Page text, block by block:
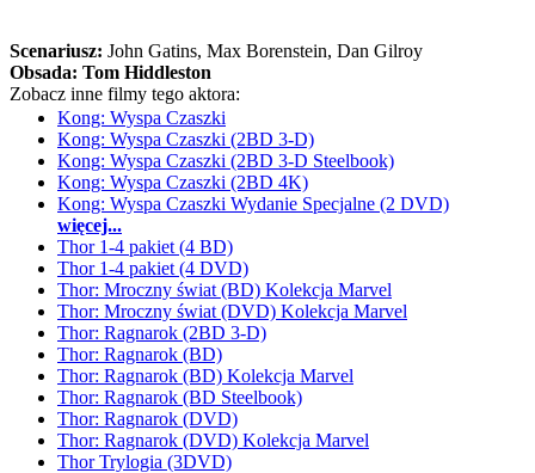
Scenariusz: John Gatins, Max Borenstein, Dan Gilroy
Obsada: Tom Hiddleston
Zobacz inne filmy tego aktora:
Kong: Wyspa Czaszki
Kong: Wyspa Czaszki (2BD 3-D)
Kong: Wyspa Czaszki (2BD 3-D Steelbook)
Kong: Wyspa Czaszki (2BD 4K)
Kong: Wyspa Czaszki Wydanie Specjalne (2 DVD)
więcej...
Thor 1-4 pakiet (4 BD)
Thor 1-4 pakiet (4 DVD)
Thor: Mroczny świat (BD) Kolekcja Marvel
Thor: Mroczny świat (DVD) Kolekcja Marvel
Thor: Ragnarok (2BD 3-D)
Thor: Ragnarok (BD)
Thor: Ragnarok (BD) Kolekcja Marvel
Thor: Ragnarok (BD Steelbook)
Thor: Ragnarok (DVD)
Thor: Ragnarok (DVD) Kolekcja Marvel
Thor Trylogia (3DVD)